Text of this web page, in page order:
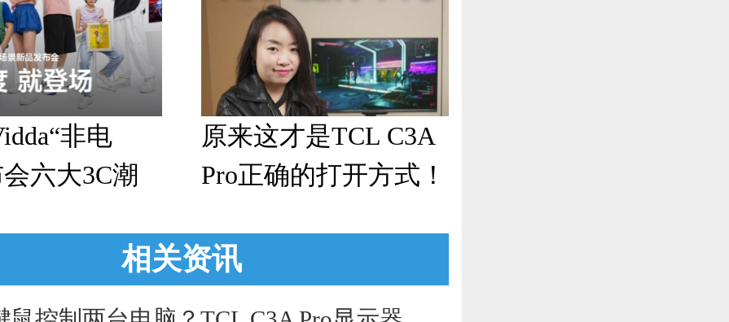
非电
六大3C潮
原来这才是TCL C3A
Pro正确的打开方式！
相关资讯